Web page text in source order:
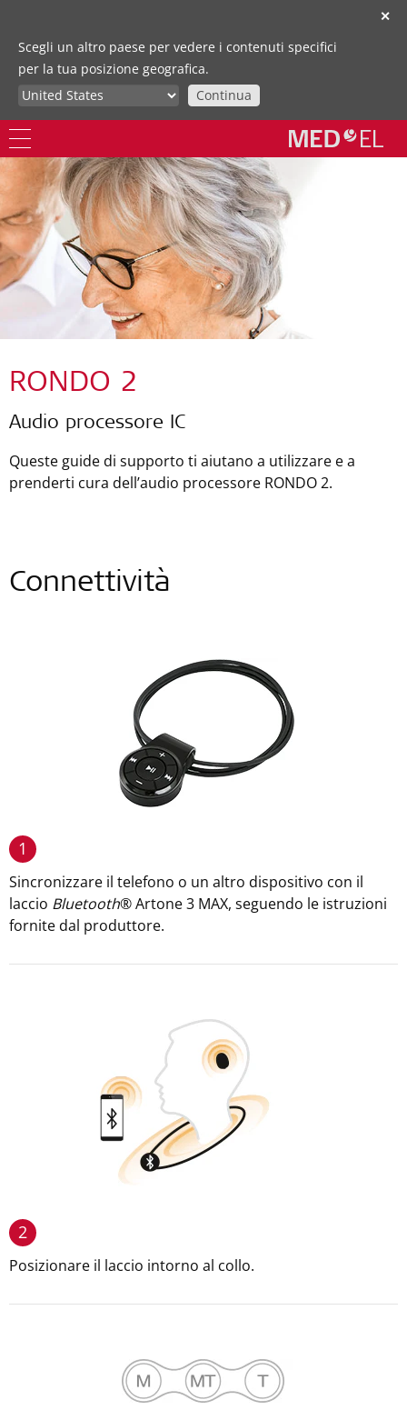
✕
Scegli un altro paese per vedere i contenuti specifici
per la tua posizione geografica.
Continua
RONDO 2
Audio processore IC
Queste guide di supporto ti aiutano a utilizzare e a
prenderti cura dell’audio processore RONDO 2.
Connettività
1
Sincronizzare il telefono o un altro dispositivo con il
laccio Bluetooth® Artone 3 MAX, seguendo le istruzioni
fornite dal produttore.
2
Posizionare il laccio intorno al collo.